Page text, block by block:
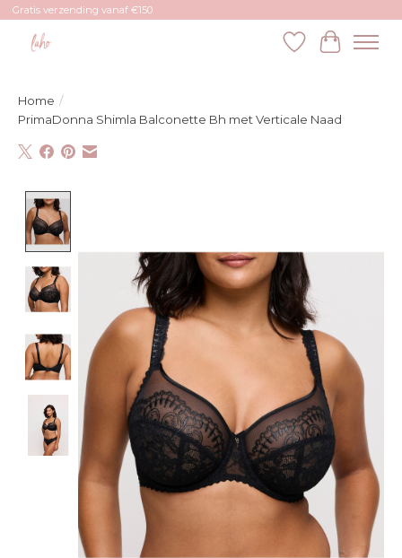
Gratis verzending vanaf €150
Verlanglijst
Home /
PrimaDonna Shimla Balconette Bh met Verticale Naad